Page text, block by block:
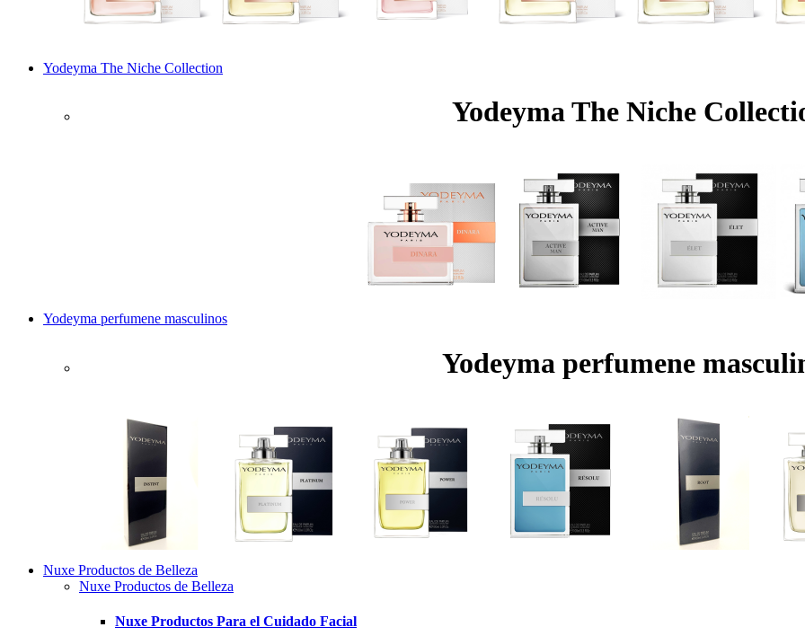
Yodeyma The Niche Collection
Yodeyma The Niche
Yodeyma perfumene masculinos
Yodeyma perfumene
Nuxe Productos de Belleza
Nuxe Productos de Belleza
Nuxe Productos Para el Cuidado Facial